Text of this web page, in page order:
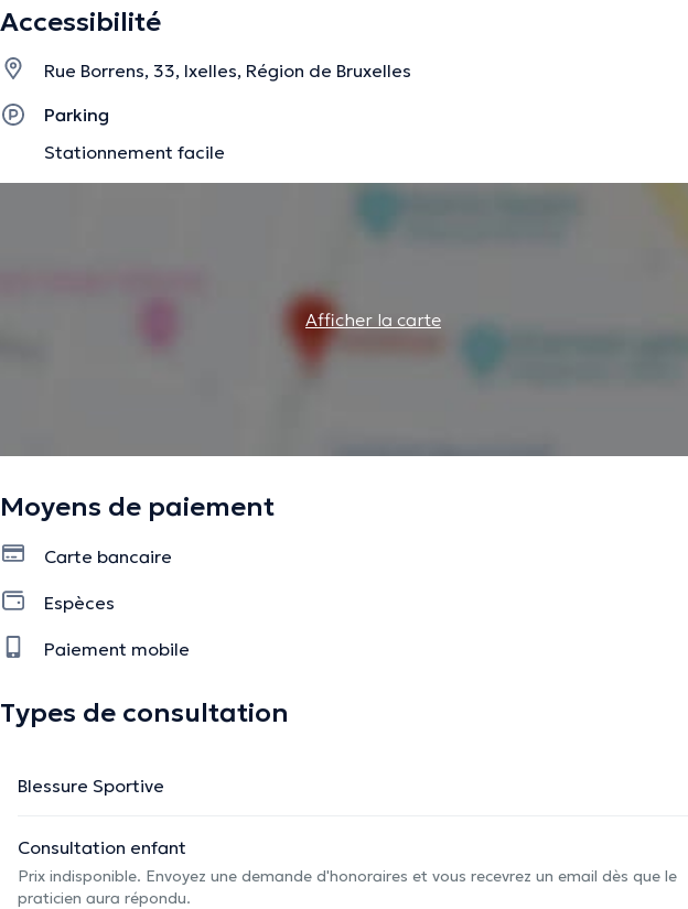
Accessibilité
Rue Borrens, 33, Ixelles, Région de Bruxelles
Parking
Stationnement facile
Afficher la carte
Moyens de paiement
Carte bancaire
Espèces
Paiement mobile
Types de consultation
Blessure Sportive
Consultation enfant
Prix indisponible. Envoyez une demande d'honoraires et vous recevrez un email dès que le
praticien aura répondu.